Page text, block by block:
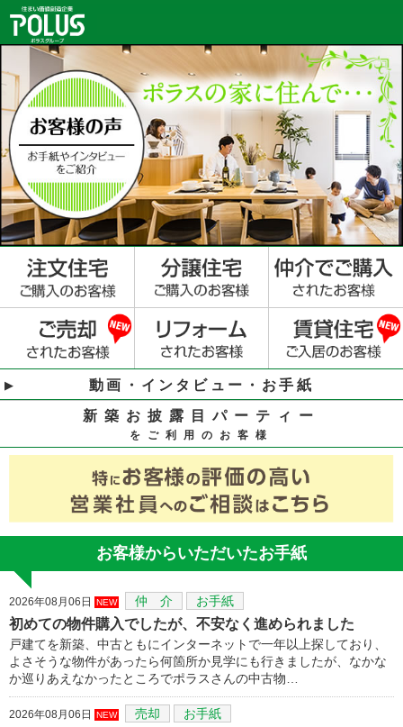
動画・インタビュー・お手紙
新築お披露目パーティー
をご利用のお客様
お客様からいただいたお手紙
2026年08月06日 NEW 仲 介 お手紙
初めての物件購入でしたが、不安なく進められました
戸建てを新築、中古ともにインターネットで一年以上探しており、
よさそうな物件があったら何箇所か見学にも行きましたが、なかな
か巡りあえなかったところでポラスさんの中古物…
2026年08月06日 NEW 売却 お手紙